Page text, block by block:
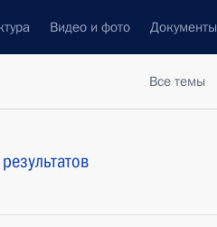
Видео и фото Документы
Все темы